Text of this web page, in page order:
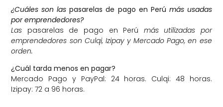
¿Cuáles son laspasarelas de pago en Perú más usadas
por emprendedores?
Las pasarelas de pago en Perú más utilizadas por
emprendedores son Culqi, Izipay y Mercado Pago, en ese
orden.
¿Cuál tarda menos en pagar?
Mercado Pago y PayPal: 24 horas. Culqi: 48 horas.
Izipay: 72 a 96 horas.